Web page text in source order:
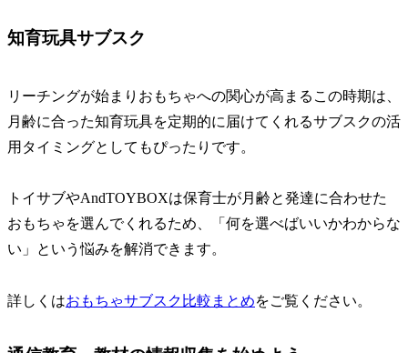
知育玩具サブスク
リーチングが始まりおもちゃへの関心が高まるこの時期は、
月齢に合った知育玩具を定期的に届けてくれるサブスクの活
用タイミングとしてもぴったりです。
トイサブやAndTOYBOXは保育士が月齢と発達に合わせた
おもちゃを選んでくれるため、「何を選べばいいかわからな
い」という悩みを解消できます。
詳しくはおもちゃサブスク比較まとめをご覧ください。